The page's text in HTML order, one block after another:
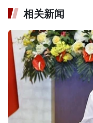
相关新闻